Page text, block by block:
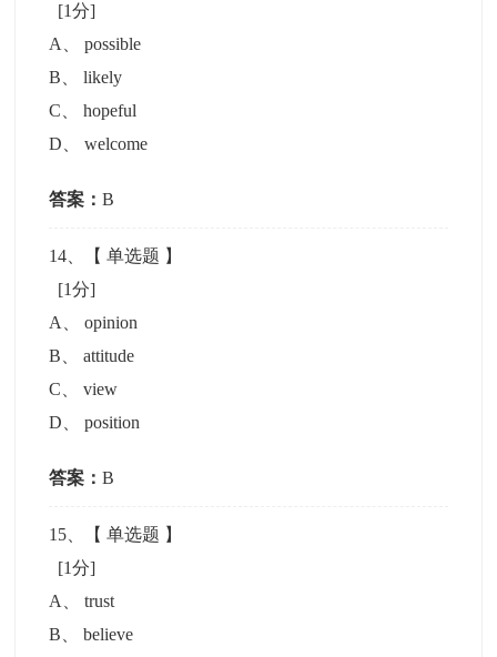
[1分]
A
、possible
B 、likely
C 、hopeful
D 、welcome
答案：B
14 、【单选题 】
[1分]
A
、opinion
B 、attitude
C 、view
D 、position
答案：B
15 、【单选题 】
[1分]
A
、trust
B 、believe